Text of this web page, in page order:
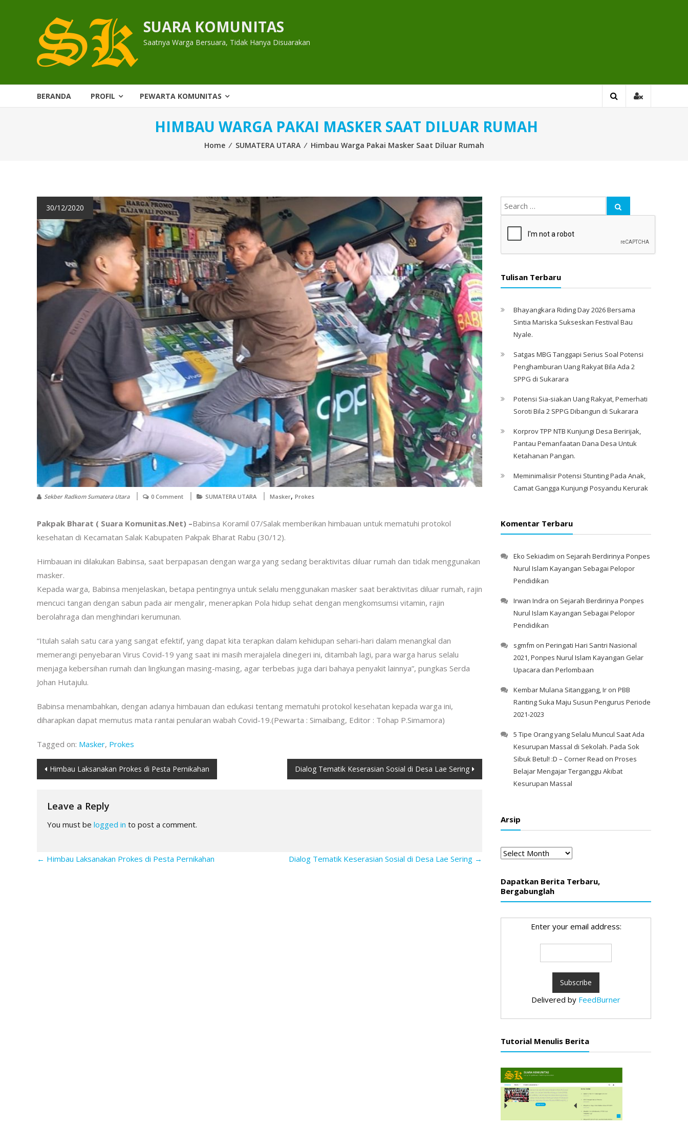
SUARA KOMUNITAS
Saatnya Warga Bersuara, Tidak Hanya Disuarakan
BERANDA PROFIL PEWARTA KOMUNITAS
HIMBAU WARGA PAKAI MASKER SAAT DILUAR RUMAH
Home ⁄ SUMATERA UTARA ⁄ Himbau Warga Pakai Masker Saat Diluar Rumah
30/12/2020
Sekber Radkom Sumatera Utara 0 Comment SUMATERA UTARA Masker, Prokes
Pakpak Bharat ( Suara Komunitas.Net) –Babinsa Koramil 07/Salak memberikan himbauan untuk mematuhi protokol
kesehatan di Kecamatan Salak Kabupaten Pakpak Bharat Rabu (30/12).
Himbauan ini dilakukan Babinsa, saat berpapasan dengan warga yang sedang beraktivitas diluar rumah dan tidak menggunakan
masker.
Kepada warga, Babinsa menjelaskan, betapa pentingnya untuk selalu menggunakan masker saat beraktivitas diluar rumah, rajin
mencuci tangan dengan sabun pada air mengalir, menerapkan Pola hidup sehat dengan mengkomsumsi vitamin, rajin
berolahraga dan menghindari kerumunan.
“Itulah salah satu cara yang sangat efektif, yang dapat kita terapkan dalam kehidupan sehari-hari dalam menangkal dan
memerangi penyebaran Virus Covid-19 yang saat ini masih merajalela dinegeri ini, ditambah lagi, para warga harus selalu
menjaga kebersihan rumah dan lingkungan masing-masing, agar terbebas juga dari bahaya penyakit lainnya”, pungkas Serda
Johan Hutajulu.
Babinsa menambahkan, dengan adanya himbauan dan edukasi tentang mematuhi protokol kesehatan kepada warga ini,
diharapkan dapat memutus mata rantai penularan wabah Covid-19.(Pewarta : Simaibang, Editor : Tohap P.Simamora)
Tagged on: Masker, Prokes
Post
Himbau Laksanakan Prokes di Pesta Pernikahan Dialog Tematik Keserasian Sosial di Desa Lae Sering
Leave a Reply
You must be logged in to post a comment.
← Himbau Laksanakan Prokes di Pesta Pernikahan Dialog Tematik Keserasian Sosial di Desa Lae Sering →
Tulisan Terbaru
Bhayangkara Riding Day 2026 Bersama
Sintia Mariska Sukseskan Festival Bau
Nyale. ‎
Satgas MBG Tanggapi Serius Soal Potensi
Penghamburan Uang Rakyat Bila Ada 2
SPPG di Sukarara
Potensi Sia-siakan Uang Rakyat, Pemerhati
Soroti Bila 2 SPPG Dibangun di Sukarara
Korprov TPP NTB Kunjungi Desa Beririjak,
Pantau Pemanfaatan Dana Desa Untuk
Ketahanan Pangan.
Meminimalisir Potensi Stunting Pada Anak,
Camat Gangga Kunjungi Posyandu Kerurak
Komentar Terbaru
Eko Sekiadim on Sejarah Berdirinya Ponpes
Nurul Islam Kayangan Sebagai Pelopor
Pendidikan
Irwan Indra on Sejarah Berdirinya Ponpes
Nurul Islam Kayangan Sebagai Pelopor
Pendidikan
sgmfm on Peringati Hari Santri Nasional
2021, Ponpes Nurul Islam Kayangan Gelar
Upacara dan Perlombaan
Kembar Mulana Sitanggang, Ir on PBB
Ranting Suka Maju Susun Pengurus Periode
2021-2023
5 Tipe Orang yang Selalu Muncul Saat Ada
Kesurupan Massal di Sekolah. Pada Sok
Sibuk Betul! :D – Corner Read on Proses
Belajar Mengajar Terganggu Akibat
Kesurupan Massal
Arsip
Arsip
Dapatkan Berita Terbaru,
Bergabunglah
Enter your email address:
Delivered by FeedBurner
Tutorial Menulis Berita